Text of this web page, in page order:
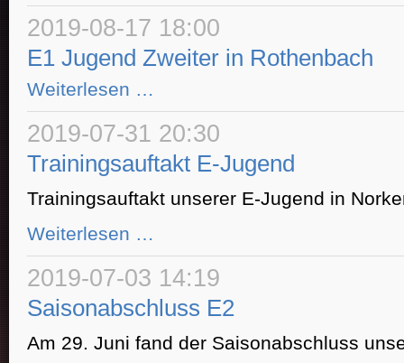
in
Norken
2019-08-17 18:00
E1 Jugend Zweiter in Rothenbach
Weiterlesen …
Zweiter
in
Rothenbach
2019-07-31 20:30
Trainingsauftakt E-Jugend
Trainingsauftakt unserer E-Jugend in
Weiterlesen …
Jugend
2019-07-03 14:19
Saisonabschluss E2
Am 29. Juni fand der Saisonabschluss